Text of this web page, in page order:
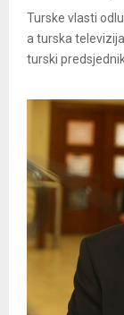
Turske vlasti
a turska
turski predsjednik